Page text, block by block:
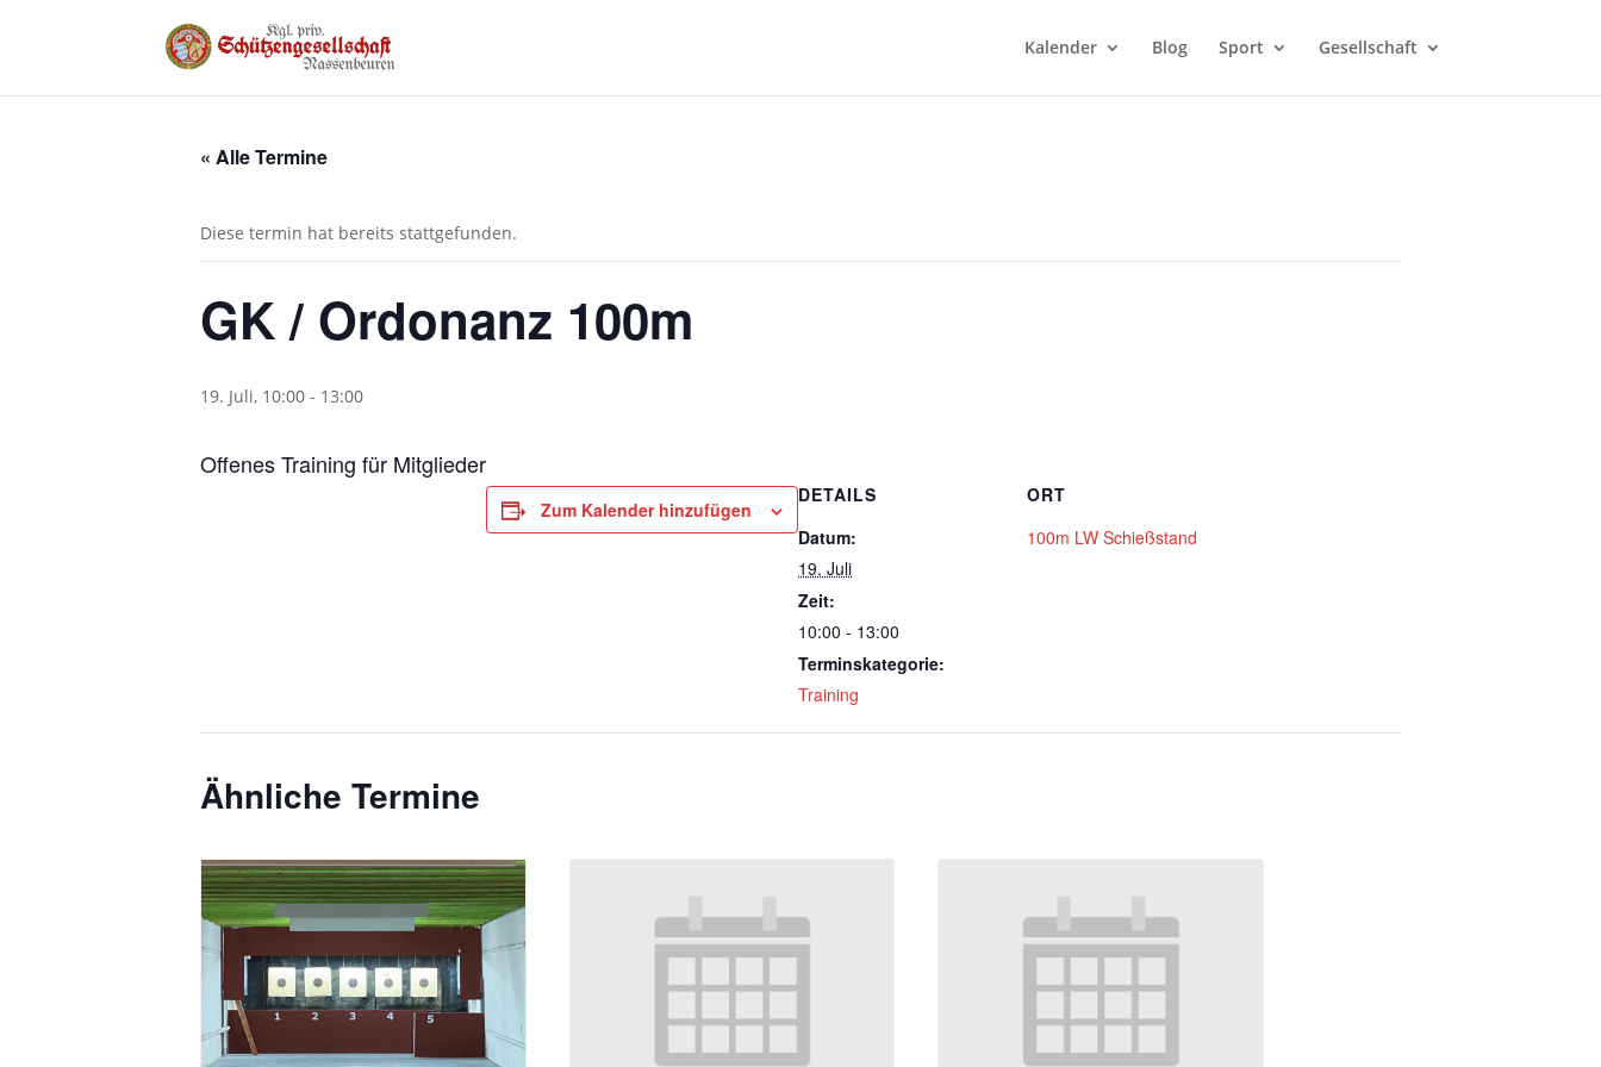
Kalender Blog Sport Gesellschaft
« Alle Termine
Diese termin hat bereits stattgefunden.
GK / Ordonanz 100m
19. Juli, 10:00 - 13:00
Offenes Training für Mitglieder
Zum Kalender hinzufügen
DETAILS
Datum:
19. Juli
Zeit:
10:00 - 13:00
Terminskategorie:
Training
ORT
100m LW Schießstand
Ähnliche Termine